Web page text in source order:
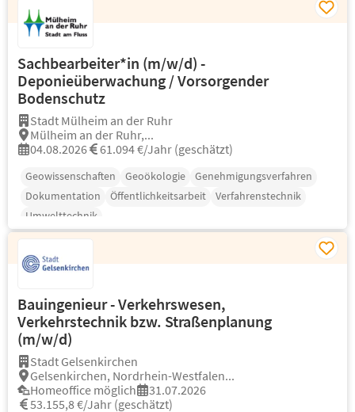
Sachbearbeiter*in (m/w/d) -
Deponieüberwachung / Vorsorgender
Bodenschutz
Stadt Mülheim an der Ruhr
Mülheim an der Ruhr,...
04.08.2026
61.094 €/Jahr (geschätzt)
Geowissenschaften Geoökologie
Genehmigungsverfahren
Dokumentation
Öffentlichkeitsarbeit
Verfahrenstechnik
Umwelttechnik
Bauingenieur - Verkehrswesen,
Verkehrstechnik bzw. Straßenplanung
(m/w/d)
Stadt Gelsenkirchen
Gelsenkirchen, Nordrhein-Westfalen...
Homeoffice möglich
31.07.2026
53.155,8 €/Jahr (geschätzt)